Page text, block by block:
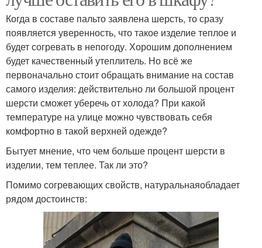
Когда в составе пальто заявлена шерсть, то сразу
появляется уверенность, что такое изделие теплое и
будет согревать в непогоду. Хорошим дополнением
будет качественный утеплитель. Но всё же
первоначально стоит обращать внимание на состав
самого изделия: действительно ли большой процент
шерсти сможет уберечь от холода? При какой
температуре на улице можно чувствовать себя
комфортно в такой верхней одежде?
Бытует мнение, что чем больше процент шерсти в
изделии, тем теплее. Так ли это?
Помимо согревающих свойств, натуральнаяобладает
рядом достоинств: